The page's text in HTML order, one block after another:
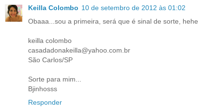
Keilla Colombo 10 de setembro de 2012 às 01:02
Obaaa...sou a primeira, será que é sinal de sorte, hehe
keilla colombo
casadadonakeilla@yahoo.com.br
São Carlos/SP
Sorte para mim...
Bjinhosss
Responder